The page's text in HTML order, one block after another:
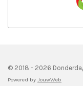
© 2018 - 2026
Powered by JouwWeb